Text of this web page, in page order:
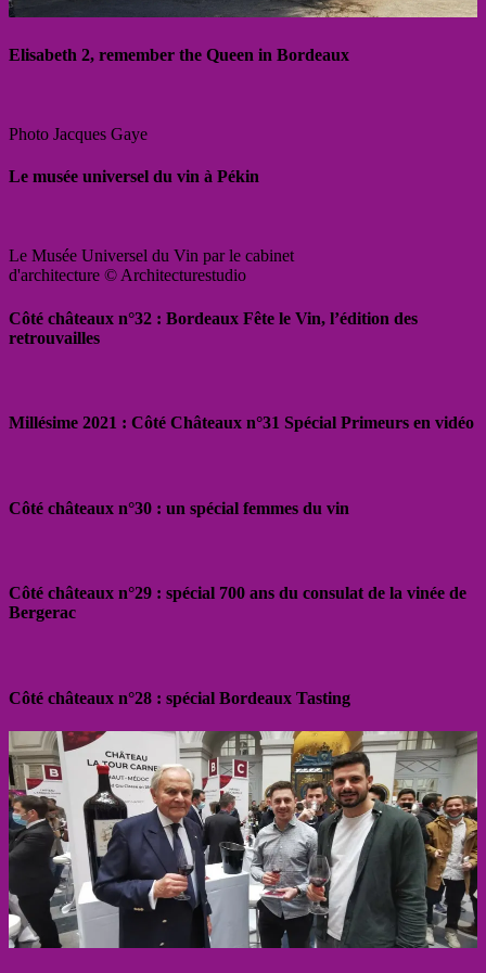
Elisabeth 2, remember the Queen in Bordeaux
Photo Jacques Gaye
Le musée universel du vin à Pékin
Le Musée Universel du Vin par le cabinet
d'architecture © Architecturestudio
Côté châteaux n°32 : Bordeaux Fête le Vin, l’édition des
retrouvailles
Millésime 2021 : Côté Châteaux n°31 Spécial Primeurs en vidéo
Côté châteaux n°30 : un spécial femmes du vin
Côté châteaux n°29 : spécial 700 ans du consulat de la vinée de
Bergerac
Côté châteaux n°28 : spécial Bordeaux Tasting